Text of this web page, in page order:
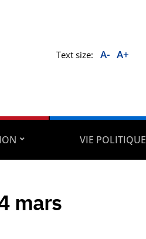
Text size: A- A+
VIE POLITIQUE
mars